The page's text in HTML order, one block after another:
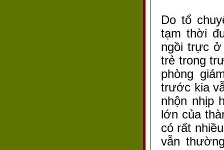
Do tổ
tạm thời
ngồi trực ở
trẻ trong
phòng
trước kia
nhộn nhịp
lớn của
có rất
vẫn